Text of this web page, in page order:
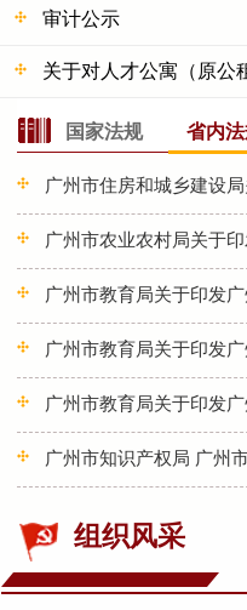
审计公示
关于对人才公寓（原公租
国家法规 省内
广州市住房和城乡建设局关于废
广州市农业农村局关于印
广州市教育局关于印发
广州市教育局关于印发广州
广州市教育局关于印发广州市
广州市知识产权局 广州市财政
组织风采